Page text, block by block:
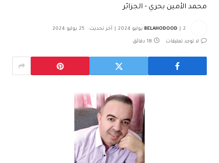
محمد الأمين بحري - الجزائر
BELAHODOOD 2 يوليو 2024 آخر تحديث: 25 يوليو 2024
لا توجد تعليقات 18 دقائق